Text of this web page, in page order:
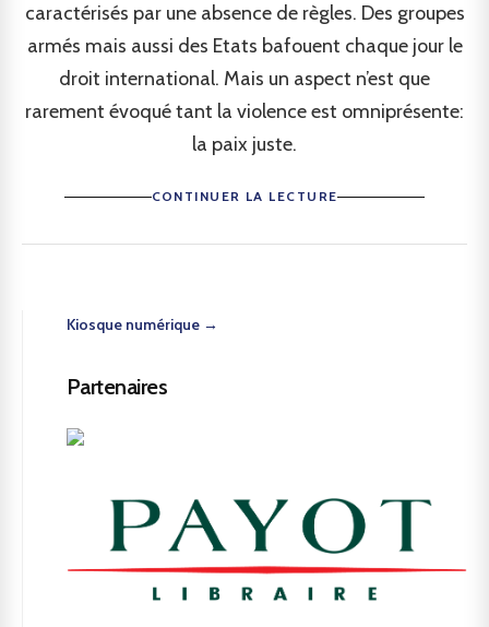
caractérisés par une absence de règles. Des groupes
armés mais aussi des Etats bafouent chaque jour le
droit international. Mais un aspect n’est que
rarement évoqué tant la violence est omniprésente:
la paix juste.
CONTINUER LA LECTURE
Kiosque numérique →
Partenaires